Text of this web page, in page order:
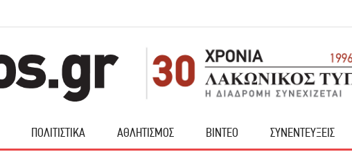
ΠΟΛΙΤΙΣΤΙΚΑ ΑΘΛΗΤΙΣΜΟΣ ΒΙΝΤΕΟ ΣΥΝΕΝΤΕΥΞΕΙΣ